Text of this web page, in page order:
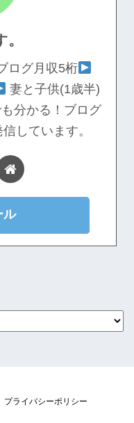
ログ月収5桁
妻と子供(1歳半)
も分かる！ブログ
しています。
ル
プライバシーポリシー